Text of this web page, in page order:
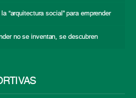
“arquitectura social” para emprender
no se inventan, se descubren